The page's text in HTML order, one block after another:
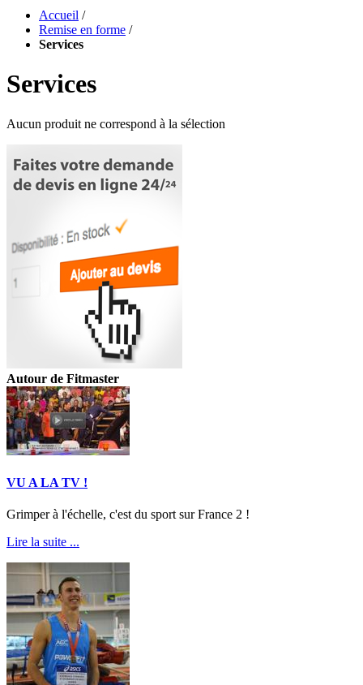
Accueil /
Remise en forme /
Services
Services
Aucun produit ne correspond à la sélection
Autour de Fitmaster
VU A LA TV !
Grimper à l'échelle, c'est du sport sur France 2 !
Lire la suite ...